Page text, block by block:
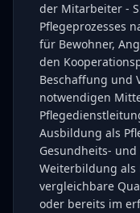
der Mitarbeiter -
Pflegeprozesses
für Bewohner,
den
Beschaffung und
notwendigen
Ausbildung als
Gesundheits-
Weiterbildung als
vergleichbare
oder bereits im